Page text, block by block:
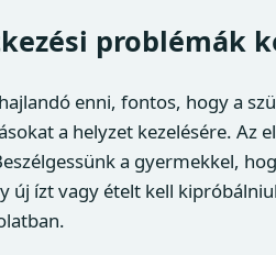
problémák
enni, fontos, hogy a
a helyzet kezelésére. Az
a gyermekkel,
új ízt vagy ételt kell